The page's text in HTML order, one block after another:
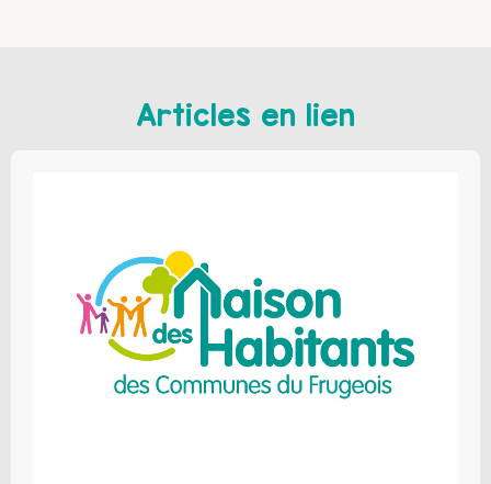
Articles en lien